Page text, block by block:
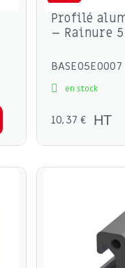
Profilé
– Rainure
BASE05E0007
en stock
10,37 € HT